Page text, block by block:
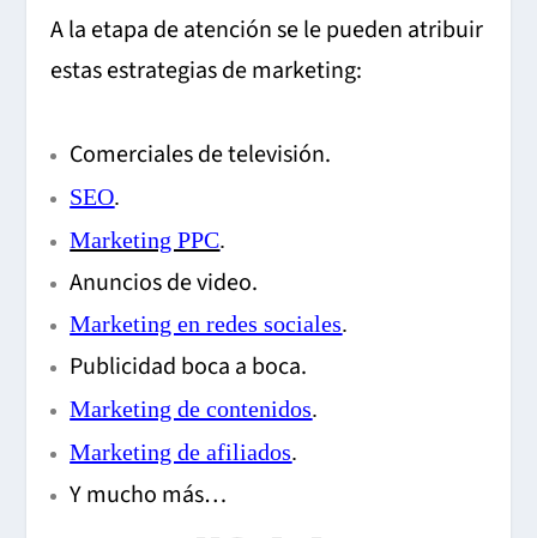
A la etapa de atención se le pueden atribuir
estas estrategias de marketing:
Comerciales de televisión.
SEO.
Marketing PPC.
Anuncios de video.
Marketing en redes sociales.
Publicidad boca a boca.
Marketing de contenidos.
Marketing de afiliados.
Y mucho más…